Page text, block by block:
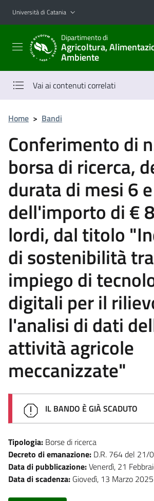
Vai al contenuto principale
Vai al menu di navigazione
Università di Catania
Dipartimento di
Agricoltura,
Ambiente
Vai ai contenuti correlati
Home > Bandi
Conferimento di
borsa di ricerca,
durata di mesi 6 e
dell'importo di €
lordi, dal titolo
di sostenibilità
impiego di
digitali per il
l'analisi di dati
attività agricole
meccanizzate"
IL BANDO È GIÀ SCADUTO
Tipologia: Borse di ricerca
Decreto di emanazione: D.R. 764 del 21/
Data di pubblicazione:Venerdì, 21
Data di scadenza: Giovedì, 13 Marzo 2025